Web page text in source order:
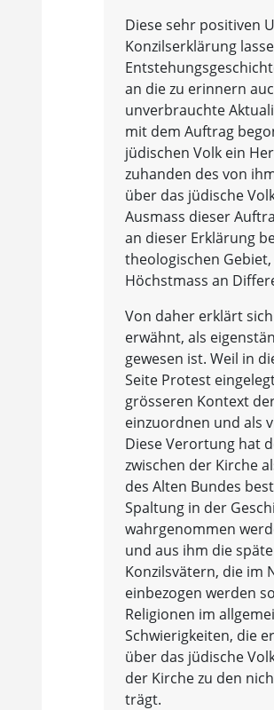
Diese sehr positiven
Konzilserklärung
an die zu erinnern
unverbrauchte
mit dem Auftrag
jüdischen Volk ein
zuhanden des von
über das jüdische
Ausmass dieser
an dieser Erklärung
theologischen
Höchstmass an
Von daher erklärt
erwähnt, als
gewesen ist. Weil in
Seite Protest
grösseren Kontext
einzuordnen und als
Diese Verortung hat
zwischen der Kirche
des Alten Bundes
Spaltung in der
wahrgenommen
und aus ihm die
Konzilsvätern, die im
einbezogen werden
Religionen im
Schwierigkeiten, die
über das jüdische
der Kirche zu den
trägt.